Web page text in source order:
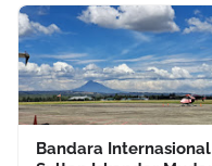
Bandara Internasional